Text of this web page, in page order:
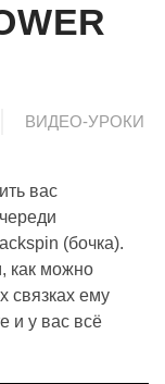
ВИДЕО-УРОКИ
вас
(бочка).
как можно
связках ему
и у вас всё